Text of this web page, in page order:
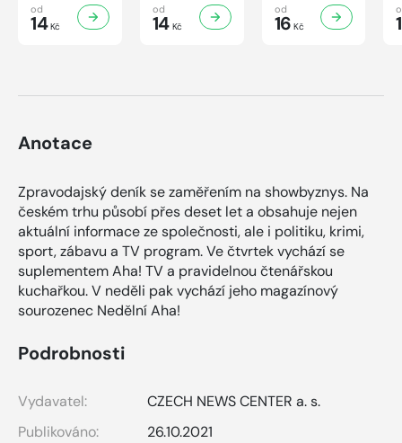
od
14Kč
od
14Kč
od
16 Kč
Anotace
Zpravodajský deník se zaměřením na showbyznys. Na
českém trhu působí přes deset let a obsahuje nejen
aktuální informace ze společnosti, ale i politiku, krimi,
sport, zábavu a TV program. Ve čtvrtek vychází se
suplementem Aha! TV a pravidelnou čtenářskou
kuchařkou. V neděli pak vychází jeho magazínový
sourozenec Nedělní Aha!
Podrobnosti
Vydavatel:
CZECH NEWS CENTER a. s.
Publikováno:
26.10.2021